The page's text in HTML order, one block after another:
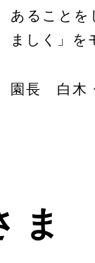
あること
ましく」を
園長 白木
ま